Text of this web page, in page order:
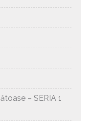
– SERIA 1